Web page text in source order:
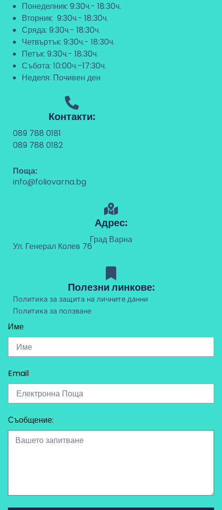
Понеделник: 9:30ч.- 18:30ч.
Вторник: 9:30ч.- 18:30ч.
Сряда: 9:30ч.- 18:30ч.
Четвъртък: 9:30ч.- 18:30ч.
Петък: 9:30ч.- 18:30ч.
Събота: 10:00ч.–17:30ч.
Неделя: Почивен ден
Контакти:
089 788 0181
089 788 0182
Поща:
info@foliovarna.bg
Адрес:
Град Варна
Ул. Генерал Колев 76
Полезни линкове:
Политика за защита на личните данни
Политика за ползване
Име
Email
Съобщение: